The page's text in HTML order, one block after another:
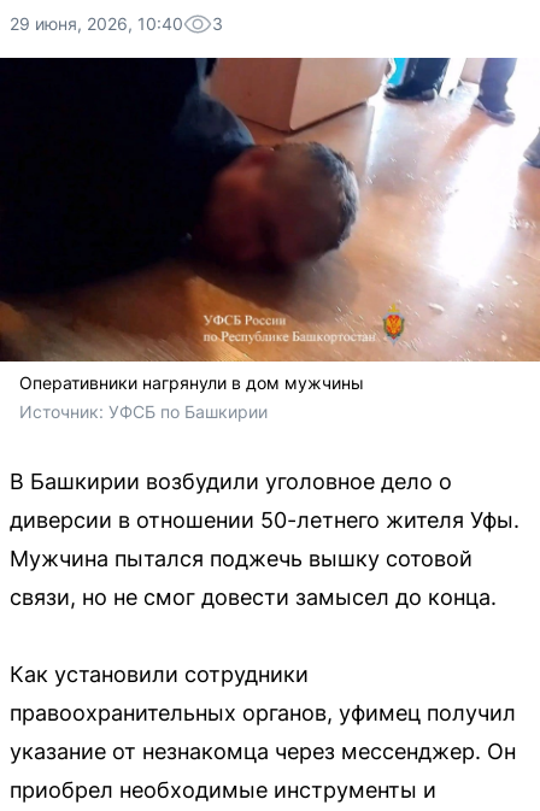
29 июня, 2026, 10:40 3
Оперативники нагрянули в дом мужчины
Источник: УФСБ по Башкирии
В Башкирии возбудили уголовное дело о
диверсии в отношении 50-летнего жителя Уфы.
Мужчина пытался поджечь вышку сотовой
связи, но не смог довести замысел до конца.
Как установили сотрудники
правоохранительных органов, уфимец получил
указание от незнакомца через мессенджер. Он
приобрел необходимые инструменты и